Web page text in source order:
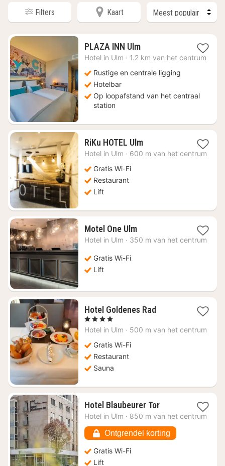
Filters Kaart
PLAZA INN Ulm1
nacht
€
Hotel in Ulm · 1.2 km van het centrum
Rustige en centrale ligging
Hotelbar
Op loopafstand van het centraal
station
RiKu HOTEL Ulm1
nacht
Hotel in Ulm · 600 m van het centrum
Gratis Wi-Fi
Restaurant
Lift
Motel One Ulm1
nacht
Hotel in Ulm · 350 m van het centrum
Gratis Wi-Fi
Lift
Hotel Goldenes Rad1
vanaf
, 4 Sterren
Hotel in Ulm · 500 m van het centrum
Gratis Wi-Fi
Restaurant
Sauna
Hotel Blaubeurer Tor1
nacht
€
65,79
Hotel in Ulm · 850 m van het centrum
Ontgrendel korting
Gratis Wi-Fi
Lift